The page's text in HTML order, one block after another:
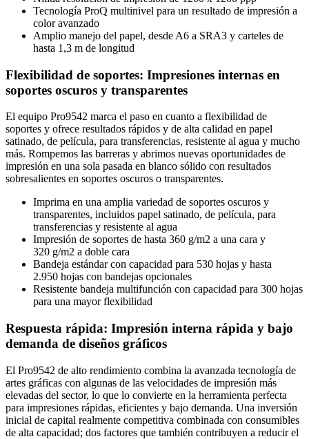
Tecnología ProQ multinivel para un resultado de impresión a
color avanzado
Amplio manejo del papel, desde A6 a SRA3 y carteles de
hasta 1,3 m de longitud
Flexibilidad de soportes: Impresiones internas en
soportes oscuros y transparentes
El equipo Pro9542 marca el paso en cuanto a flexibilidad de
soportes y ofrece resultados rápidos y de alta calidad en papel
satinado, de película, para transferencias, resistente al agua y mucho
más. Rompemos las barreras y abrimos nuevas oportunidades de
impresión en una sola pasada en blanco sólido con resultados
sobresalientes en soportes oscuros o transparentes.
Imprima en una amplia variedad de soportes oscuros y
transparentes, incluidos papel satinado, de película, para
transferencias y resistente al agua
Impresión de soportes de hasta 360 g/m2 a una cara y
320 g/m2 a doble cara
Bandeja estándar con capacidad para 530 hojas y hasta
2.950 hojas con bandejas opcionales
Resistente bandeja multifunción con capacidad para 300 hojas
para una mayor flexibilidad
Respuesta rápida: Impresión interna rápida y bajo
demanda de diseños gráficos
El Pro9542 de alto rendimiento combina la avanzada tecnología de
artes gráficas con algunas de las velocidades de impresión más
elevadas del sector, lo que lo convierte en la herramienta perfecta
para impresiones rápidas, eficientes y bajo demanda. Una inversión
inicial de capital realmente competitiva combinada con consumibles
de alta capacidad; dos factores que también contribuyen a reducir el